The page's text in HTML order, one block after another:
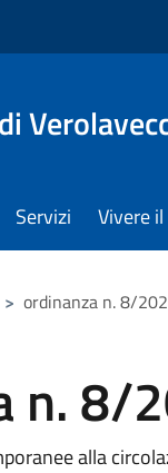
Servizi Vivere
> ordinanza n. 8/
n. 8/
alla